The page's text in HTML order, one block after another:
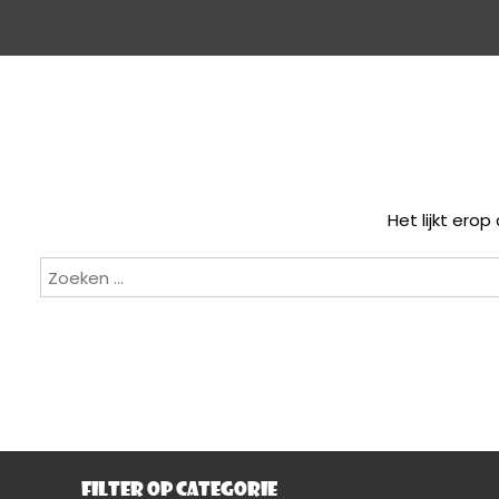
Het lijkt erop
Zoeken
naar:
FILTER OP CATEGORIE